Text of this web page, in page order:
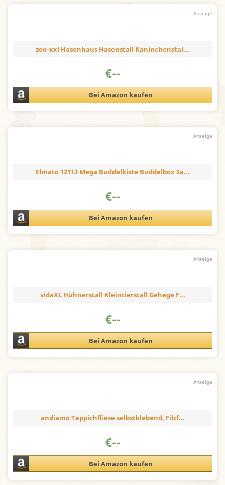
zoo-xxl Hasenhaus Hasenstall Kaninchenstal...
€--
Bei Amazon kaufen
Elmato 12113 Mega Buddelkiste Buddelbox Sa...
€--
Bei Amazon kaufen
vidaXL Hühnerstall Kleintierstall Gehege F...
€--
Bei Amazon kaufen
andiamo Teppichfliese selbstklebend, Filzf...
€--
Bei Amazon kaufen